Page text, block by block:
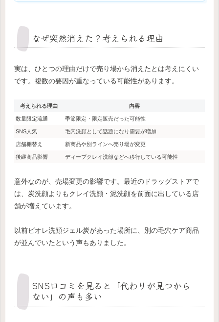
なぜ突然消えた？考えられる理由
実は、ひとつの理由だけで売り場から消えたとは考えにくい
です。複数の要因が重なっている可能性があります。
考えられる理由 内容
数量限定流通 季節限定・限定販売だった可能性
SNS人気 毛穴洗顔として話題になり需要が増加
店舗棚替え 新商品や別ラインへ売り場が変更
後継商品影響 ディープクレイ洗顔などへ移行している可能性
意外なのが、売場変更の影響です。最近のドラッグストアで
は、炭洗顔よりもクレイ洗顔・泥洗顔を前面に出している店
舗が増えています。
以前ビオレ洗顔ジェル炭があった場所に、別の毛穴ケア商品
が並んでいたという声もありました。
SNS口コミを見ると「代わりが見つから
ない」の声も多い